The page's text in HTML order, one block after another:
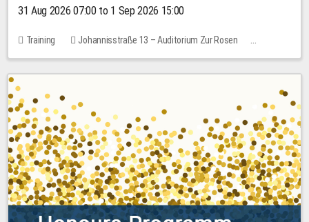
31 Aug 2026 07:00 to 1 Sep 2026 15:00
Training
Johannisstraße 13 – Auditorium Zur Rosen
No free places
30.00 EUR